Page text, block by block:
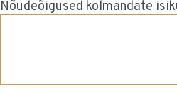
Nõudeõigused kolmandate